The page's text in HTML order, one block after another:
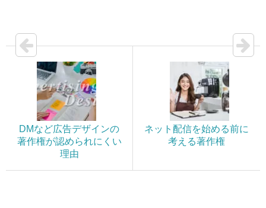
DMなど広告デザインの
著作権が認められにくい
理由
ネット配信を始める前に
考える著作権